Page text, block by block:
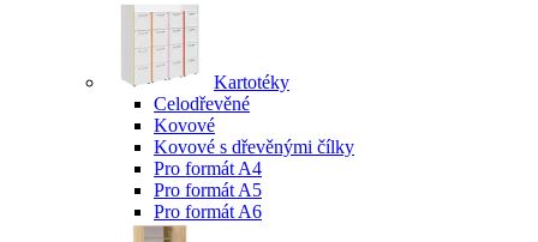
Kartotéky
Celodřevěné
Kovové
Kovové s dřevěnými čílky
Pro formát A4
Pro formát A5
Pro formát A6